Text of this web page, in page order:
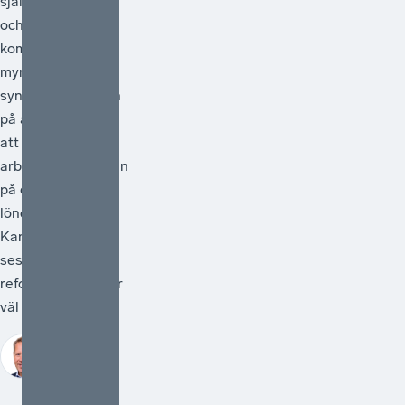
och med 1 juli
kommer statliga
myndigheter
synliggöra skatten
på arbete genom
att redovisa
arbetsgivaravgiften
på de anställdas
lönebesked.
Kanske kan detta
ses som en liten
reform, men den är
väl så viktig.